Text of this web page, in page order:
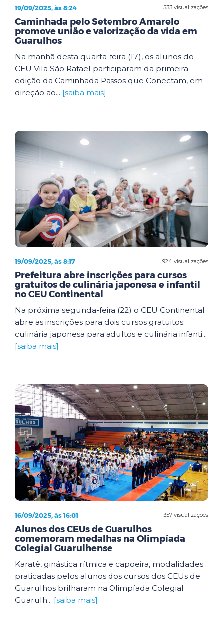
533 visualizações
19/09/2025, às 8:24
Caminhada pelo Setembro Amarelo
promove união e valorização da vida em
Guarulhos
Na manhã desta quarta-feira (17), os alunos do
CEU Vila São Rafael participaram da primeira
edição da Caminhada Passos que Conectam, em
direção ao... [saiba mais]
924 visualizações
19/09/2025, às 8:17
Prefeitura abre inscrições para cursos
gratuitos de culinária japonesa e infantil
no CEU Continental
Na próxima segunda-feira (22) o CEU Continental
abre as inscrições para dois cursos gratuitos:
culinária japonesa para adultos e culinária infanti...
[saiba mais]
357 visualizações
16/09/2025, às 16:01
Alunos dos CEUs de Guarulhos
comemoram medalhas na Olimpíada
Colegial Guarulhense
Karatê, ginástica rítmica e capoeira, modalidades
praticadas pelos alunos dos cursos dos CEUs de
Guarulhos brilharam na Olimpíada Colegial
Guarulh... [saiba mais]